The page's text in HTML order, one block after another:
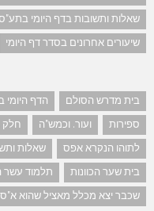
שאלות ותשובות בדף היומי
שיעורים אחרונים בסדר דף היומי
בית מדרש הסולם הדף
ספירות
ועור. וכמש"ה חלק
לתוהו הנקרא אפס
שאלות
בית שער הכוונות
תלמוד עשר
שכבר יצא מכלל מאציל שהוא